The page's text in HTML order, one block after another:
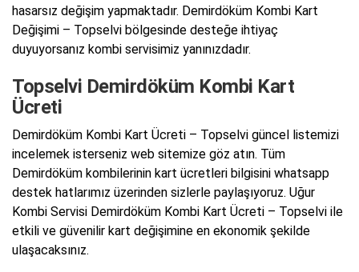
hasarsız değişim yapmaktadır. Demirdöküm Kombi Kart
Değişimi – Topselvi bölgesinde desteğe ihtiyaç
duyuyorsanız kombi servisimiz yanınızdadır.
Topselvi Demirdöküm Kombi Kart
Ücreti
Demirdöküm Kombi Kart Ücreti – Topselvi güncel listemizi
incelemek isterseniz web sitemize göz atın. Tüm
Demirdöküm kombilerinin kart ücretleri bilgisini whatsapp
destek hatlarımız üzerinden sizlerle paylaşıyoruz. Uğur
Kombi Servisi Demirdöküm Kombi Kart Ücreti – Topselvi ile
etkili ve güvenilir kart değişimine en ekonomik şekilde
ulaşacaksınız.